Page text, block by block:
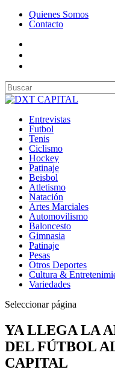
Quienes Somos
Contacto
Entrevistas
Futbol
Tenis
Ciclismo
Hockey
Patinaje
Beisbol
Atletismo
Natación
Artes Marciales
Automovilismo
Baloncesto
Gimnasia
Patinaje
Pesas
Otros Deportes
Cultura &
Variedades
Seleccionar página
YA LLEGA LA
DEL FÚTBOL
CAPITAL